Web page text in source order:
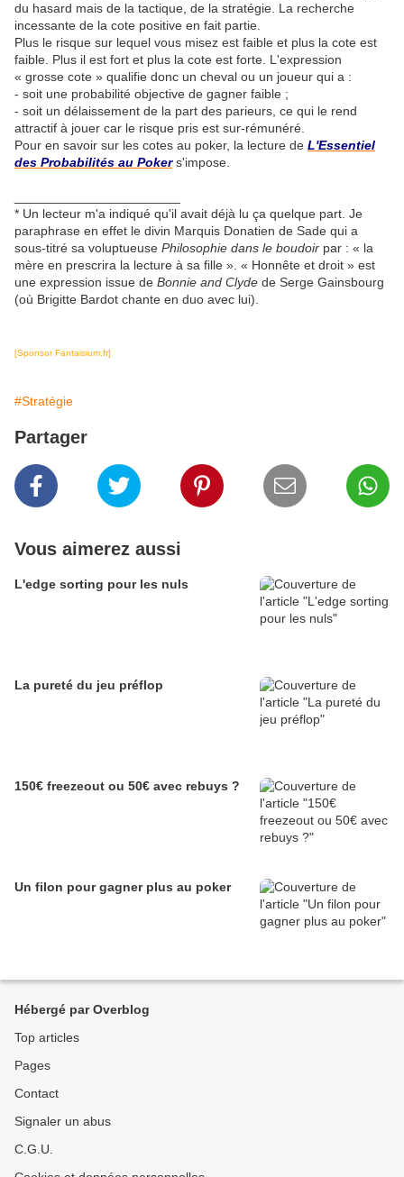
du hasard mais de la tactique, de la stratégie. La recherche
incessante de la cote positive en fait partie.
Plus le risque sur lequel vous misez est faible et plus la cote est
faible. Plus il est fort et plus la cote est forte. L'expression
« grosse cote » qualifie donc un cheval ou un joueur qui a :
- soit une probabilité objective de gagner faible ;
- soit un délaissement de la part des parieurs, ce qui le rend
attractif à jouer car le risque pris est sur-rémunéré.
Pour en savoir sur les cotes au poker, la lecture de L'Essentiel
des Probabilités au Pokers'impose.
* Un lecteur m'a indiqué qu'il avait déjà lu ça quelque part. Je
paraphrase en effet le divin Marquis Donatien de Sade qui a
sous-titré sa voluptueuse Philosophie dans le boudoir par : « la
mère en prescrira la lecture à sa fille ». « Honnête et droit » est
une expression issue de Bonnie and Clyde de Serge Gainsbourg
(où Brigitte Bardot chante en duo avec lui).
[Sponsor Fantaisium.fr]
#Stratégie
Partager
Vous aimerez aussi
L'edge sorting pour les nuls
La pureté du jeu préflop
150€ freezeout ou 50€ avec rebuys ?
Un filon pour gagner plus au poker
Hébergé par Overblog
Top articles
Pages
Contact
Signaler un abus
C.G.U.